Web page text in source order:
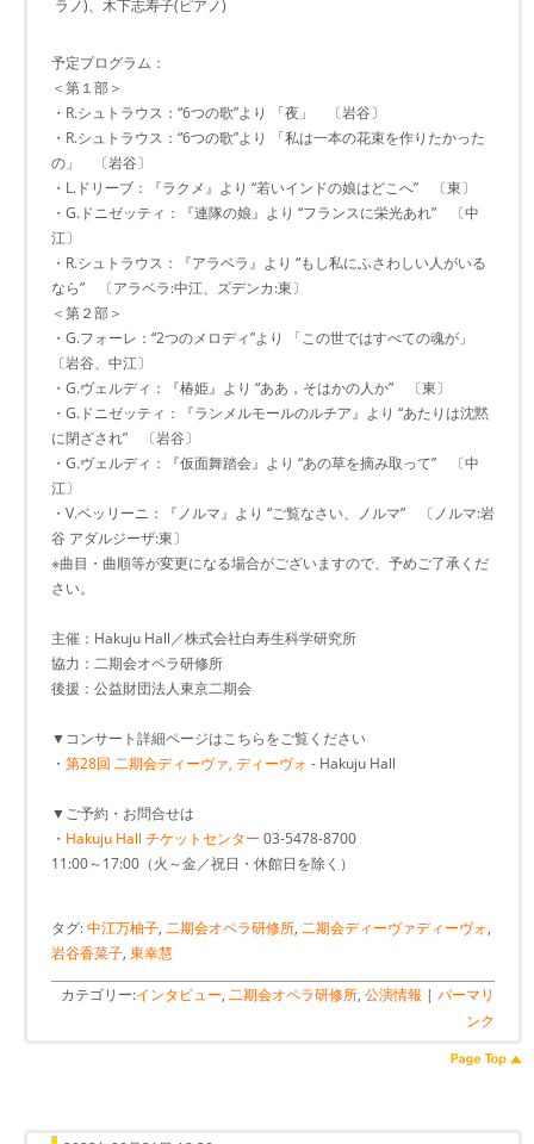
ラノ)、木下志寿子(ピアノ)
予定プログラム：
＜第１部＞
・R.シュトラウス：“6つの歌”より 「夜」 〔岩谷〕
・R.シュトラウス：“6つの歌”より 「私は一本の花束を作りたかった
の」 〔岩谷〕
・L.ドリーブ：『ラクメ』より “若いインドの娘はどこへ” 〔東〕
・G.ドニゼッティ：『連隊の娘』より “フランスに栄光あれ” 〔中
江〕
・R.シュトラウス：『アラベラ』より “もし私にふさわしい人がいる
なら” 〔アラベラ:中江、ズデンカ:東〕
＜第２部＞
・G.フォーレ：“2つのメロディ”より 「この世ではすべての魂が」
〔岩谷、中江〕
・G.ヴェルディ：『椿姫』より “ああ，そはかの人か” 〔東〕
・G.ドニゼッティ：『ランメルモールのルチア』より “あたりは沈黙
に閉ざされ” 〔岩谷〕
・G.ヴェルディ：『仮面舞踏会』より “あの草を摘み取って” 〔中
江〕
・V.ベッリーニ：『ノルマ』より “ご覧なさい、ノルマ” 〔ノルマ:岩
谷 アダルジーザ:東〕
※曲目・曲順等が変更になる場合がございますので、予めご了承くだ
さい。
主催：Hakuju Hall／株式会社白寿生科学研究所
協力：二期会オペラ研修所
後援：公益財団法人東京二期会
▼コンサート詳細ページはこちらをご覧ください
・ 第28回 二期会ディーヴァ, ディーヴォ - Hakuju Hall
▼ご予約・お問合せは
・ Hakuju Hall チケットセンター 03-5478-8700
11:00～17:00（火～金／祝日・休館日を除く）
タグ:中江万柚子, 二期会オペラ研修所, 二期会ディーヴァディーヴォ,
岩谷香菜子, 東幸慧
カテゴリー:インタビュー, 二期会オペラ研修所, 公演情報 | パーマリ
ンク